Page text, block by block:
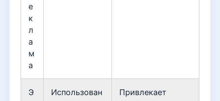
е
к
л
а
м
а
Э
Использован
Привлекает